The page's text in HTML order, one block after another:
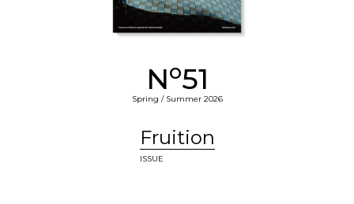
No51
Spring / Summer 2026
Fruition
ISSUE